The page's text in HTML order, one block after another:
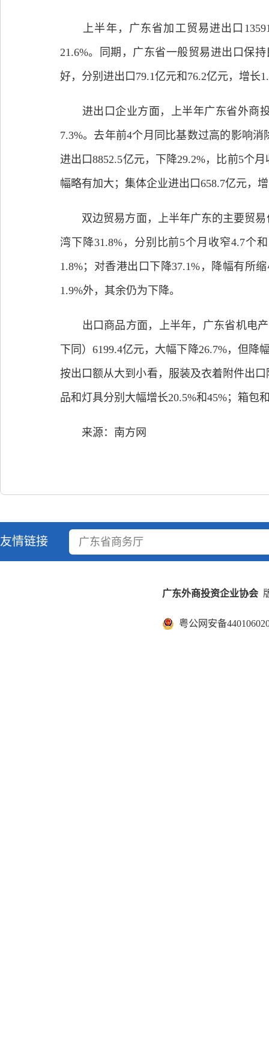
上半年，广东省加工贸易进出口
21.6%。同期，广东省一般贸易进出口保
好，分别进出口79.1亿元和76.2亿元，增长
进出口企业方面，上半年广东省外商投
7.3%。去年前4个月同比基数过高的影响
进出口8852.5亿元，下降29.2%，比前5个
幅略有加大；集体企业进出口658.7亿元，
双边贸易方面，上半年广东的主要贸易
湾下降31.8%，分别比前5个月收窄4.7个
1.8%；对香港出口下降37.1%，降幅有所
1.9%外，其余仍为下降。
出口商品方面，上半年，广东省机电产
下同）6199.4亿元，大幅下降26.7%，但
按出口额从大到小看，服装及衣着附件出
品和灯具分别大幅增长20.5%和45%；箱包
来源：南方网
友情链接 广东省商务厅
广东外商投资企业协会
粤公网安备